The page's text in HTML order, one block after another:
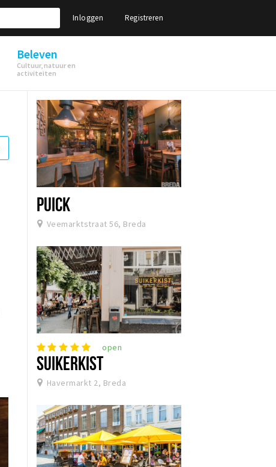
Inloggen Registreren
Beleven
Cultuur, natuur en
activiteiten
PUICK
Veemarktstraat 56, Breda
open
SUIKERKIST
Havermarkt 2, Breda